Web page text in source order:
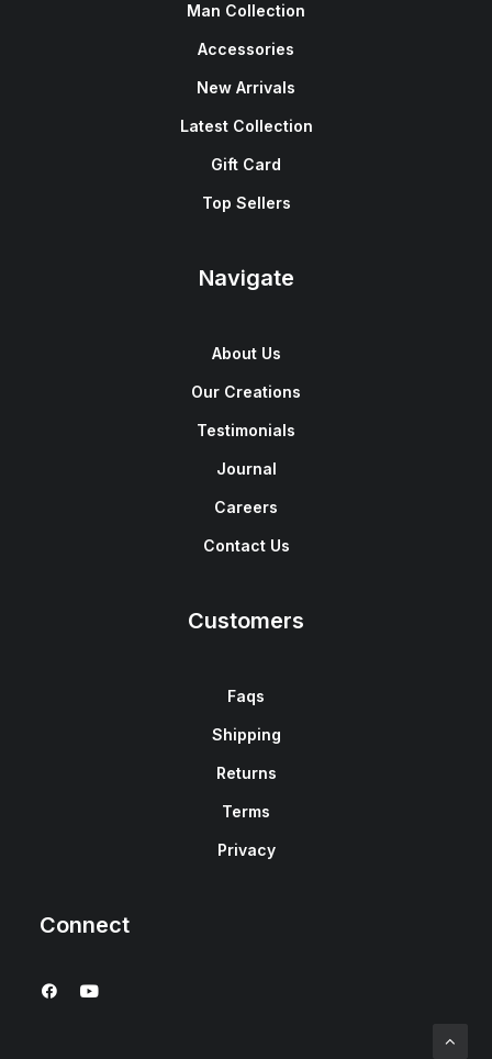
Man Collection
Accessories
New Arrivals
Latest Collection
Gift Card
Top Sellers
Navigate
About Us
Our Creations
Testimonials
Journal
Careers
Contact Us
Customers
Faqs
Shipping
Returns
Terms
Privacy
Connect